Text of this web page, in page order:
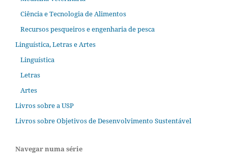
Ciência e Tecnologia de Alimentos
Recursos pesqueiros e engenharia de pesca
Linguística, Letras e Artes
Linguística
Letras
Artes
Livros sobre a USP
Livros sobre Objetivos de Desenvolvimento Sustentável
Navegar numa série